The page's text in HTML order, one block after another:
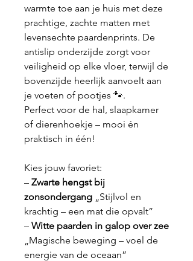
warmte toe aan je huis met deze
prachtige, zachte matten met
levensechte paardenprints. De
antislip onderzijde zorgt voor
veiligheid op elke vloer, terwijl de
bovenzijde heerlijk aanvoelt aan
je voeten of pootjes 🐾.
Perfect voor de hal, slaapkamer
of dierenhoekje – mooi én
praktisch in één!
Kies jouw favoriet:
– Zwarte hengst bij
zonsondergang „Stijlvol en
krachtig – een mat die opvalt”
– Witte paarden in galop over zee
„Magische beweging – voel de
energie van de oceaan”